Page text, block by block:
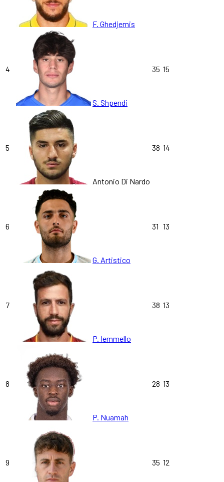
F. Ghedjemis
4
S. Shpendi
35 15
5
Antonio Di Nardo
38 14
6
G. Artistico
31 13
7
P. Iemmello
38 13
8
P. Nuamah
28 13
9 35 12